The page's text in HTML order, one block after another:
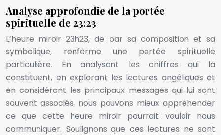
Analyse approfondie de la portée
spirituelle de 23:23
L’heure miroir 23h23, de par sa composition et sa
symbolique, renferme une portée spirituelle
particulière. En analysant les chiffres qui la
constituent, en explorant les lectures angéliques et
en considérant les principaux messages qui lui sont
souvent associés, nous pouvons mieux appréhender
ce que cette heure miroir pourrait vouloir nous
communiquer. Soulignons que ces lectures ne sont